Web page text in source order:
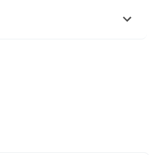
lung-cancer